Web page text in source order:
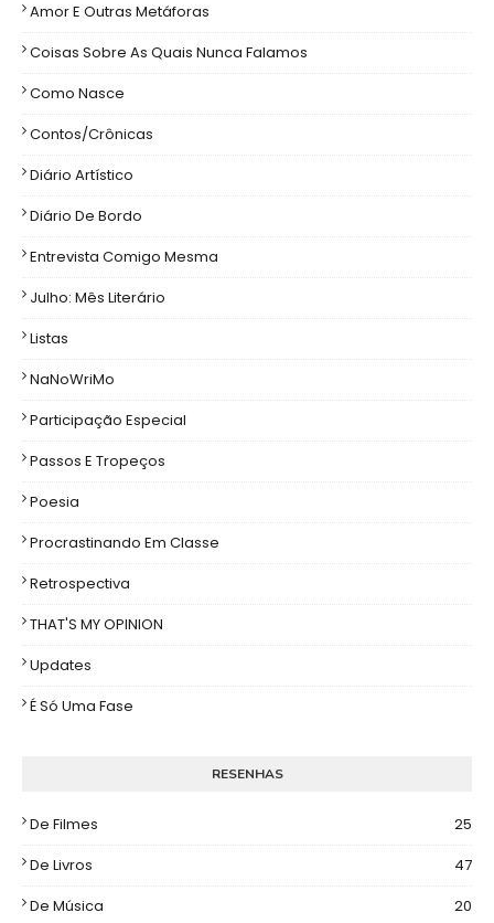
Amor E Outras Metáforas
Coisas Sobre As Quais Nunca Falamos
Como Nasce
Contos/Crônicas
Diário Artístico
Diário De Bordo
Entrevista Comigo Mesma
Julho: Mês Literário
Listas
NaNoWriMo
Participação Especial
Passos E Tropeços
Poesia
Procrastinando Em Classe
Retrospectiva
THAT'S MY OPINION
Updates
É Só Uma Fase
RESENHAS
De Filmes
25
De Livros
47
De Música
20